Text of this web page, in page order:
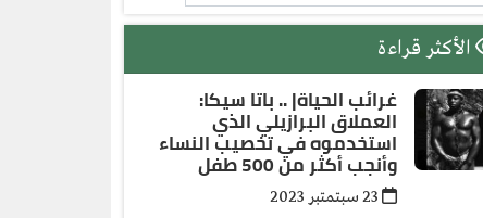
الأكثر قراءة
غرائب الحياة| .. باتا سيكا:
العملاق البرازيلي الذي
استخدموه في تخصيب النساء
وأنجب أكثر من 500 طفل